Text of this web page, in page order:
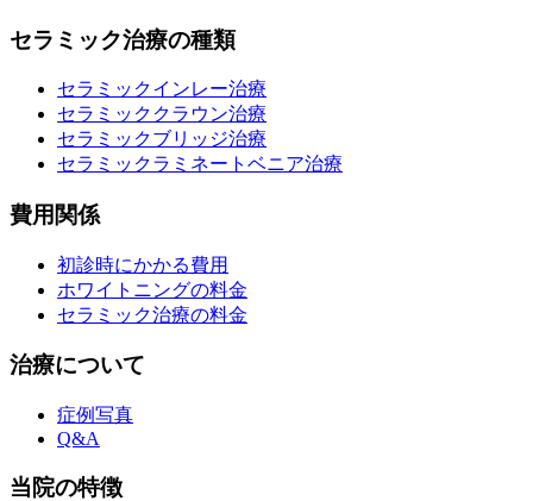
セラミック治療の種類
セラミックインレー治療
セラミッククラウン治療
セラミックブリッジ治療
セラミックラミネートベニア治療
費用関係
初診時にかかる費用
ホワイトニングの料金
セラミック治療の料金
治療について
症例写真
Q&A
当院の特徴